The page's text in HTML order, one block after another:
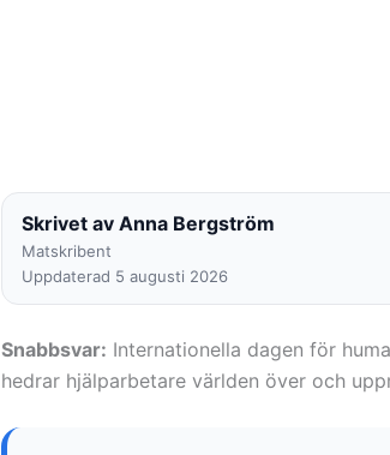
Skrivet av Anna Bergström
Matskribent
Uppdaterad 5 augusti 2026
Snabbsvar: Internationella dagen för
hedrar hjälparbetare världen över och